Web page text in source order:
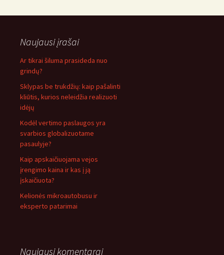
Naujausi įrašai
Ar tikrai šiluma prasideda nuo
grindų?
Sklypas be trukdžių: kaip pašalinti
kliūtis, kurios neleidžia realizuoti
idėjų
Kodėl vertimo paslaugos yra
svarbios globalizuotame
pasaulyje?
Kaip apskaičiuojama vejos
įrengimo kaina ir kas į ją
įskaičiuota?
Kelionės mikroautobusu ir
eksperto patarimai
Naujausi komentarai